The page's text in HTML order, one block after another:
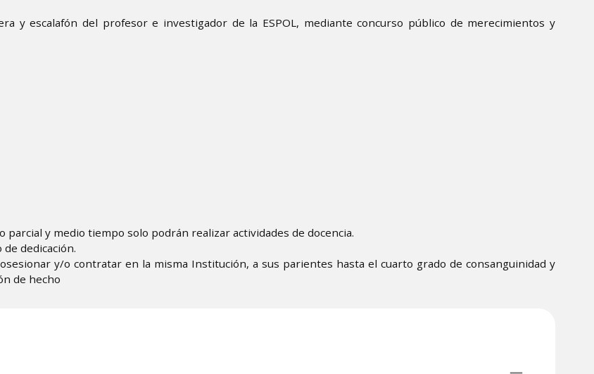
y escalafón del profesor e investigador de la ESPOL, mediante concurso público de merecimientos y
y medio tiempo solo podrán realizar actividades de docencia.
dedicación.​
y/o contratar en la misma Institución, a sus parientes hasta el cuarto grado de consanguinidad y
de hecho